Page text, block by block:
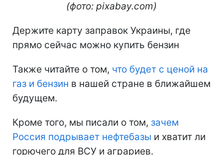
(фото: pixabay.com)
Держите карту заправок Украины, где
прямо сейчас можно купить бензин
Также читайте о том, что будет с ценой на
газ и бензин в нашей стране в ближайшем
будущем.
Кроме того, мы писали о том, зачем
Россия подрывает нефтебазы и хватит ли
горючего для ВСУ и аграриев.